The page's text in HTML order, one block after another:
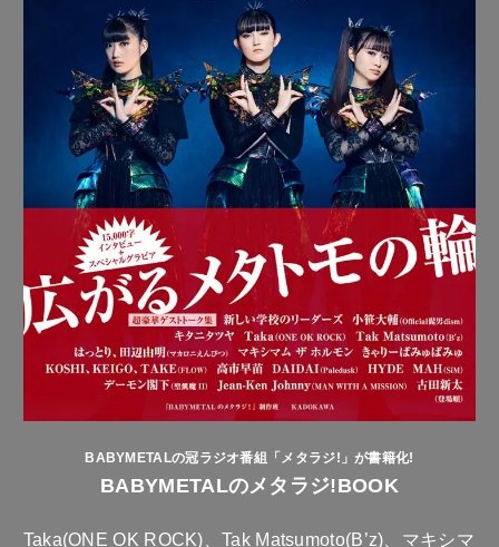
BABYMETALの冠ラジオ番組「メタラジ!」が書籍化!
BABYMETALのメタラジ!BOOK
Taka(ONE OK ROCK)、Tak Matsumoto(B’z)、マキシマ